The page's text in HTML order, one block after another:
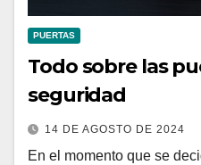
PUERTAS
Todo sobre las
seguridad
14 DE AGOSTO DE 2024
En el momento que se